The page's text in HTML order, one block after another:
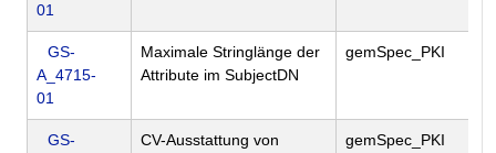
01
GS-
A_4715-
01
Maximale Stringlänge der
Attribute im SubjectDN
gemSpec_PKI
GS-
CV-Ausstattung von
gemSpec_PKI